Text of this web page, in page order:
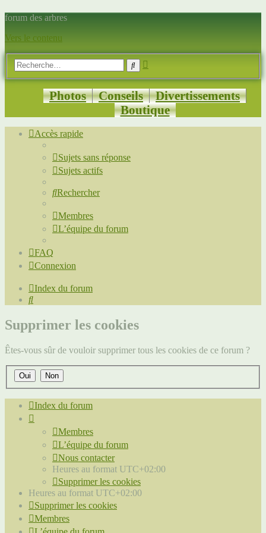
forum des arbres
Vers le contenu
Rechercher
Photos Conseils
Divertissements
Boutique
Accès rapide
Sujets sans réponse
Sujets actifs
Rechercher
Membres
L’équipe du forum
FAQ
Connexion
Index du forum
Rechercher
Supprimer les cookies
Êtes-vous sûr de vouloir supprimer tous les cookies de ce forum ?
Index du forum
Membres
L’équipe du forum
Nous contacter
Heures au format UTC+02:00
Supprimer les cookies
Heures au format UTC+02:00
Supprimer les cookies
Membres